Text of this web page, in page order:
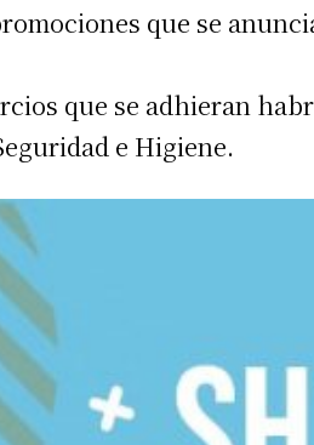
que se
que se adhieran
e Higiene.